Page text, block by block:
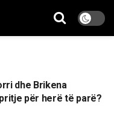
dhe Brikena
për herë të parë?